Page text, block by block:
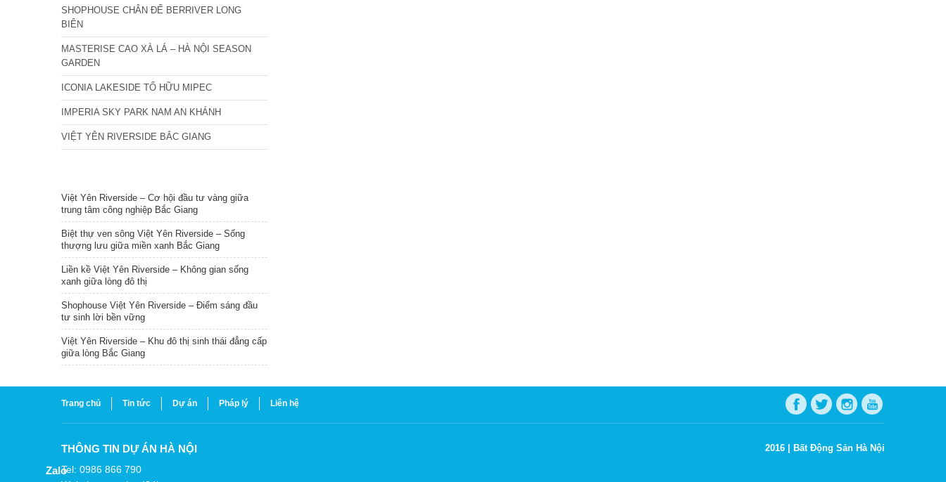
SHOPHOUSE CHÂN ĐẾ BERRIVER LONG
BIÊN
MASTERISE CAO XÀ LÁ – HÀ NỘI SEASON
GARDEN
ICONIA LAKESIDE TỐ HỮU MIPEC
IMPERIA SKY PARK NAM AN KHÁNH
VIỆT YÊN RIVERSIDE BẮC GIANG
Việt Yên Riverside – Cơ hội đầu tư vàng giữa
trung tâm công nghiệp Bắc Giang
Biệt thự ven sông Việt Yên Riverside – Sống
thượng lưu giữa miền xanh Bắc Giang
Liền kề Việt Yên Riverside – Không gian sống
xanh giữa lòng đô thị
Shophouse Việt Yên Riverside – Điểm sáng đầu
tư sinh lời bền vững
Việt Yên Riverside – Khu đô thị sinh thái đẳng cấp
giữa lòng Bắc Giang
Trang chủ Tin tức Dự án Pháp lý Liên hệ
THÔNG TIN DỰ ÁN HÀ NỘI
Tel: 0986 866 790
2016 | Bất Động Sản Hà Nội
Zalo